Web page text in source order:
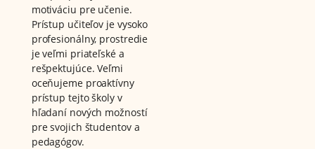
motiváciu pre učenie.
Prístup učiteľov je vysoko
profesionálny, prostredie
je veľmi priateľské a
rešpektujúce. Veľmi
oceňujeme proaktívny
prístup tejto školy v
hľadaní nových možností
pre svojich študentov a
pedagógov.